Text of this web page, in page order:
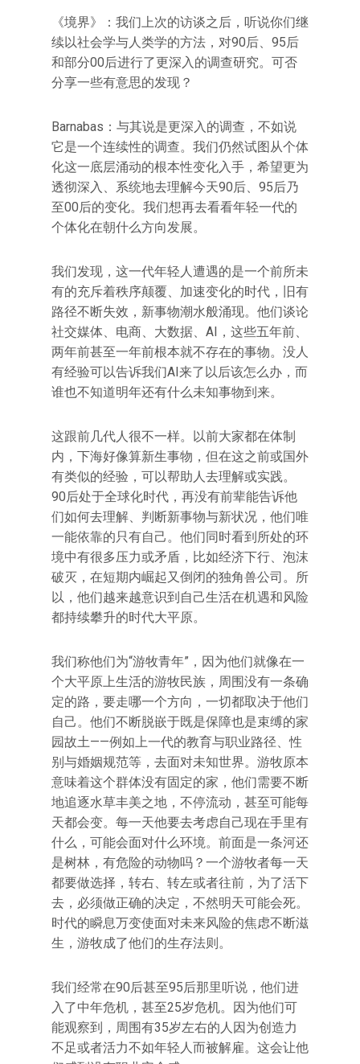
《境界》：我们上次的访谈之后，听说你们继
续以社会学与人类学的方法，对90后、95后
和部分00后进行了更深入的调查研究。可否
分享一些有意思的发现？
Barnabas：与其说是更深入的调查，不如说
它是一个连续性的调查。我们仍然试图从个体
化这一底层涌动的根本性变化入手，希望更为
透彻深入、系统地去理解今天90后、95后乃
至00后的变化。我们想再去看看年轻一代的
个体化在朝什么方向发展。
我们发现，这一代年轻人遭遇的是一个前所未
有的充斥着秩序颠覆、加速变化的时代，旧有
路径不断失效，新事物潮水般涌现。他们谈论
社交媒体、电商、大数据、AI，这些五年前、
两年前甚至一年前根本就不存在的事物。没人
有经验可以告诉我们AI来了以后该怎么办，而
谁也不知道明年还有什么未知事物到来。
这跟前几代人很不一样。以前大家都在体制
内，下海好像算新生事物，但在这之前或国外
有类似的经验，可以帮助人去理解或实践。
90后处于全球化时代，再没有前辈能告诉他
们如何去理解、判断新事物与新状况，他们唯
一能依靠的只有自己。他们同时看到所处的环
境中有很多压力或矛盾，比如经济下行、泡沫
破灭，在短期内崛起又倒闭的独角兽公司。所
以，他们越来越意识到自己生活在机遇和风险
都持续攀升的时代大平原。
我们称他们为“游牧青年”，因为他们就像在一
个大平原上生活的游牧民族，周围没有一条确
定的路，要走哪一个方向，一切都取决于他们
自己。他们不断脱嵌于既是保障也是束缚的家
园故土——例如上一代的教育与职业路径、性
别与婚姻规范等，去面对未知世界。游牧原本
意味着这个群体没有固定的家，他们需要不断
地追逐水草丰美之地，不停流动，甚至可能每
天都会变。每一天他要去考虑自己现在手里有
什么，可能会面对什么环境。前面是一条河还
是树林，有危险的动物吗？一个游牧者每一天
都要做选择，转右、转左或者往前，为了活下
去，必须做正确的决定，不然明天可能会死。
时代的瞬息万变使面对未来风险的焦虑不断滋
生，游牧成了他们的生存法则。
我们经常在90后甚至95后那里听说，他们进
入了中年危机，甚至25岁危机。因为他们可
能观察到，周围有35岁左右的人因为创造力
不足或者活力不如年轻人而被解雇。这会让他